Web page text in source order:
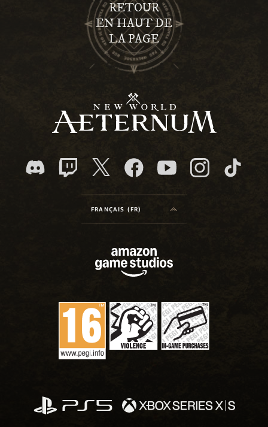
RETOUR
EN HAUT DE
LA PAGE
FRANÇAIS (FR)